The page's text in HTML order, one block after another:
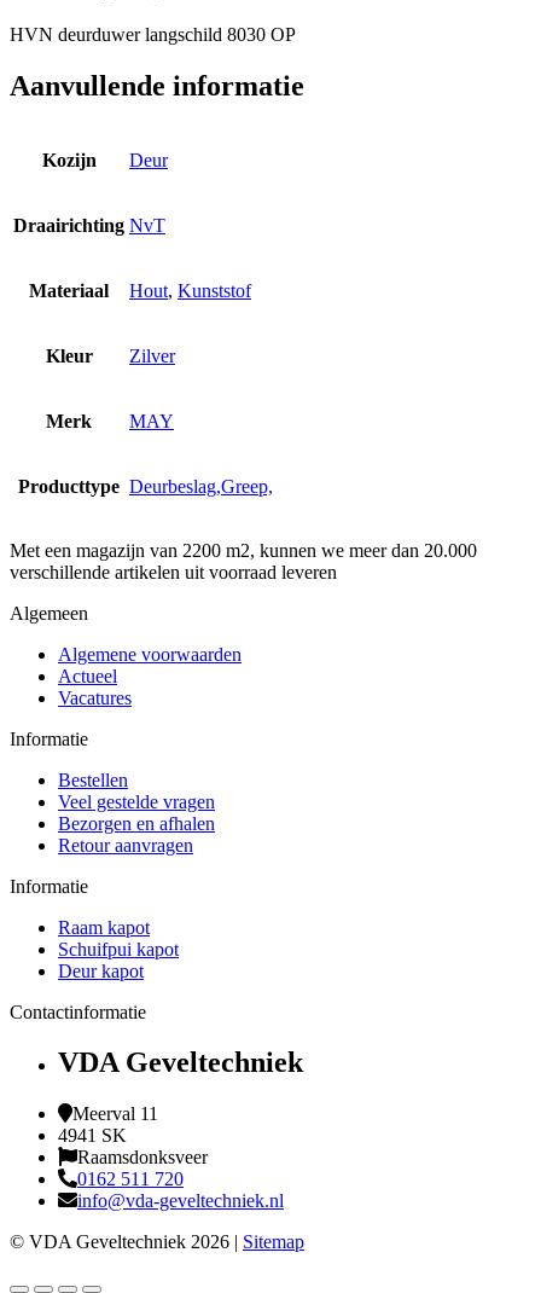
HVN deurduwer langschild 8030 OP
Aanvullende informatie
Kozijn Deur
Draairichting NvT
Materiaal Hout, Kunststof
Kleur Zilver
Merk MAY
Producttype Deurbeslag,Greep,
Met een magazijn van 2200 m2, kunnen we meer dan 20.000
verschillende artikelen uit voorraad leveren
Algemeen
Algemene voorwaarden
Actueel
Vacatures
Informatie
Bestellen
Veel gestelde vragen
Bezorgen en afhalen
Retour aanvragen
Informatie
Raam kapot
Schuifpui kapot
Deur kapot
Contactinformatie
VDA Geveltechniek
Meerval 11
4941 SK
Raamsdonksveer
0162 511 720
info@vda-geveltechniek.nl
© VDA Geveltechniek 2026 | Sitemap